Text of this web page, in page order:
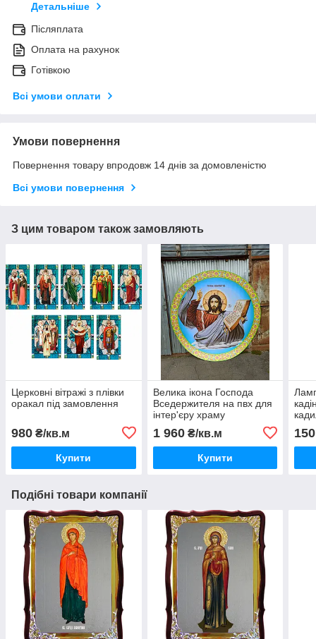
Детальніше
Післяплата
Оплата на рахунок
Готівкою
Всі умови оплати
Умови повернення
Повернення товару впродовж 14 днів за домовленістю
Всі умови повернення
З цим товаром також замовляють
Церковні вітражі з плівки
оракал під замовлення
980 ₴/кв.м
Купити
Велика ікона Господа
Вседержителя на пвх для
інтер'єру храму
1 960₴/кв.м
Купити
150
Подібні товари компанії